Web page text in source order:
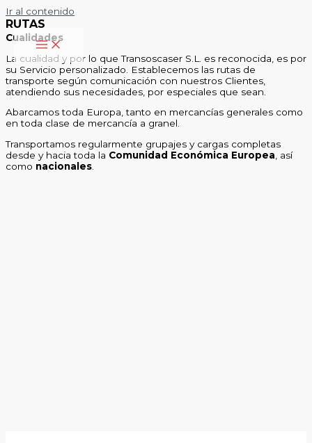
Ir al contenido
RUTAS
Cualidades
La cualidad y por lo que Transoscaser S.L. es reconocida, es por
su Servicio personalizado. Establecemos las rutas de
transporte según comunicación con nuestros Clientes,
atendiendo sus necesidades, por especiales que sean.
Abarcamos toda Europa, tanto en mercancías generales como
en toda clase de mercancía a granel.
Transportamos regularmente grupajes y cargas completas
desde y hacia toda la Comunidad Económica Europea , así
como nacionales